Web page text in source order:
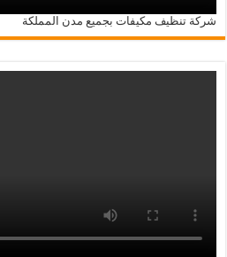
شركة تنظيف مكيفات بجميع مدن المملكة